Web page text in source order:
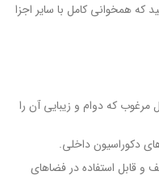
که همخوانی کامل با سایر اجزا
مرغوب که دوام و زیبایی آن را
دکوراسیون داخلی.
و قابل استفاده در فضاهای